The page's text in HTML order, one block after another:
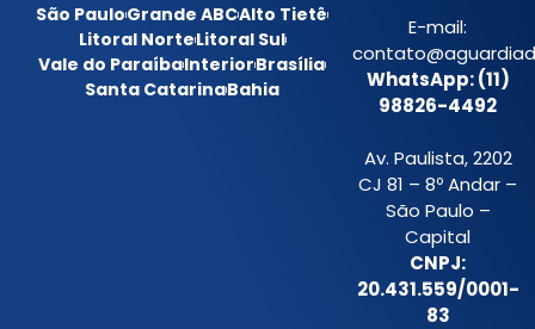
São PauloGrande ABCAlto Tietê
Litoral NorteLitoral Sul
Vale do ParaíbaInteriorBrasília
Santa CatarinaBahia
E-mail:
WhatsApp: (11)
98826-4492
Av. Paulista, 2202
CJ 81 – 8º Andar –
São Paulo –
Capital
CNPJ:
20.431.559/0001-
83